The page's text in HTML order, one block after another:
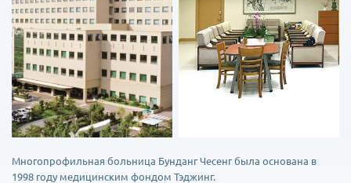
Многопрофильная больница Бунданг Чесенг была основана в
1998 году медицинским фондом Тэджинг.